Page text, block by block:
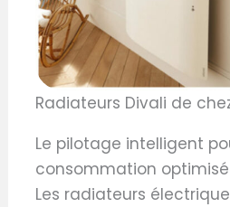
Radiateurs Divali de chez
Le pilotage intelligent
consommation
Les radiateurs